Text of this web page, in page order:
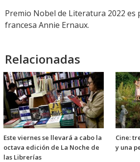
Premio Nobel de Literatura 2022 es
francesa Annie Ernaux.
Relacionadas
Este viernes se llevará a cabo la
octava edición de La Noche de
las Librerías
Cine:
y una